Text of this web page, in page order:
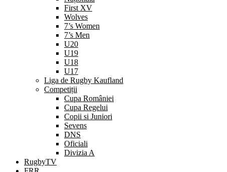
First XV
Wolves
7’s Women
7’s Men
U20
U19
U18
U17
Liga de Rugby Kaufland
Competiții
Cupa României
Cupa Regelui
Copii si Juniori
Sevens
DNS
Oficiali
Divizia A
RugbyTV